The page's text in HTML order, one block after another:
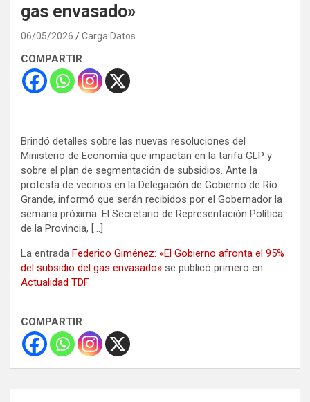
gas envasado»
06/05/2026 Carga Datos
COMPARTIR
Brindó detalles sobre las nuevas resoluciones del
Ministerio de Economía que impactan en la tarifa GLP y
sobre el plan de segmentación de subsidios. Ante la
protesta de vecinos en la Delegación de Gobierno de Río
Grande, informó que serán recibidos por el Gobernador la
semana próxima. ​El Secretario de Representación Política
de la Provincia, […]
La entrada Federico Giménez: «El Gobierno afronta el 95%
del subsidio del gas envasado» se publicó primero en
Actualidad TDF.
COMPARTIR